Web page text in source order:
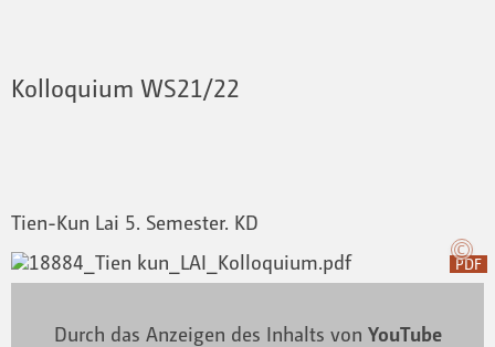
Kolloquium WS21/22
Tien-Kun Lai 5. Semester. KD
PDF
Durch das Anzeigen des Inhalts von YouTube